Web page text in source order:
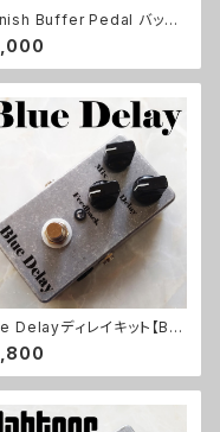
Buffer Pedal バッフ
ット【BASIC KIT】
Delayディレイキット【BA
KIT】